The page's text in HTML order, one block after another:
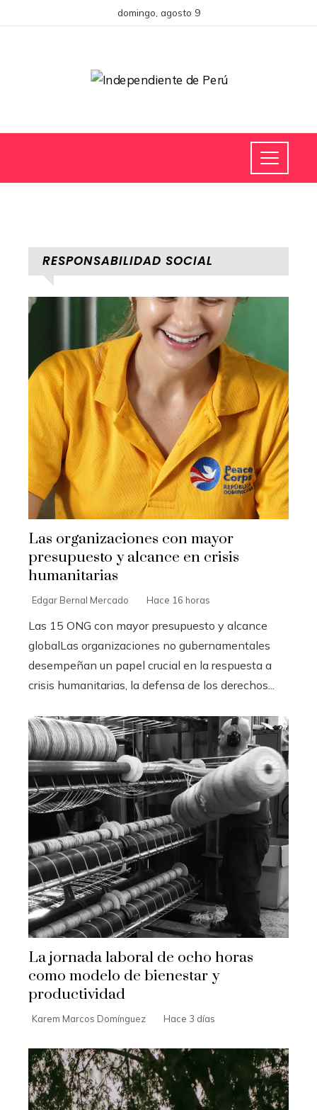
domingo, agosto 9
RESPONSABILIDAD SOCIAL
Las organizaciones con mayor
presupuesto y alcance en crisis
humanitarias
Edgar Bernal Mercado Hace 16 horas
Las 15 ONG con mayor presupuesto y alcance
globalLas organizaciones no gubernamentales
desempeñan un papel crucial en la respuesta a
crisis humanitarias, la defensa de los derechos...
La jornada laboral de ocho horas
como modelo de bienestar y
productividad
Karem Marcos Domínguez Hace 3 días